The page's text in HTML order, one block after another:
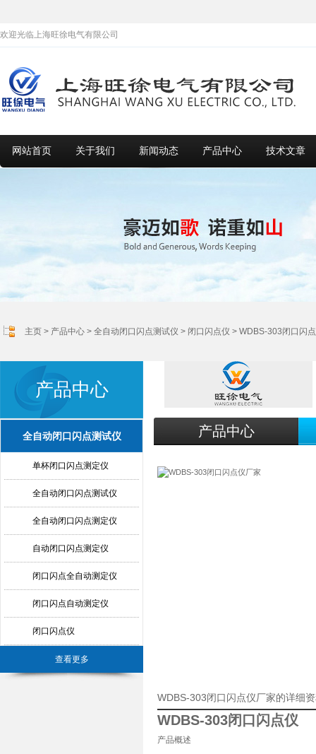
欢迎光临上海旺徐电气有限公司
网站首页 关于我们 新闻动态 产品中心 技术文章
主页 > 产品中心 > 全自动闭口闪点测试仪 > 闭口闪点仪 > WDBS-303闭口闪
产品中心
全自动闭口闪点测试仪
单杯闭口闪点测定仪
全自动闭口闪点测试仪
全自动闭口闪点测定仪
自动闭口闪点测定仪
闭口闪点全自动测定仪
闭口闪点自动测定仪
闭口闪点仪
查看更多
产品中心
WDBS-303闭口闪点仪厂家的详细
WDBS-303闭口闪点仪
产品概述